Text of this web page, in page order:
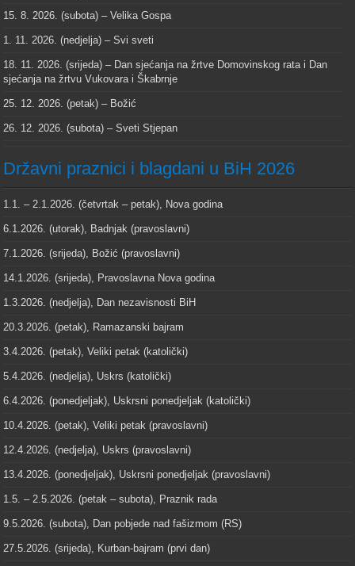
15. 8. 2026. (subota) – Velika Gospa
1. 11. 2026. (nedjelja) – Svi sveti
18. 11. 2026. (srijeda) – Dan sjećanja na žrtve Domovinskog rata i Dan
sjećanja na žrtvu Vukovara i Škabrnje
25. 12. 2026. (petak) – Božić
26. 12. 2026. (subota) – Sveti Stjepan
Državni praznici i blagdani u BiH 2026
1.1. – 2.1.2026. (četvrtak – petak), Nova godina
6.1.2026. (utorak), Badnjak (pravoslavni)
7.1.2026. (srijeda), Božić (pravoslavni)
14.1.2026. (srijeda), Pravoslavna Nova godina
1.3.2026. (nedjelja), Dan nezavisnosti BiH
20.3.2026. (petak), Ramazanski bajram
3.4.2026. (petak), Veliki petak (katolički)
5.4.2026. (nedjelja), Uskrs (katolički)
6.4.2026. (ponedjeljak), Uskrsni ponedjeljak (katolički)
10.4.2026. (petak), Veliki petak (pravoslavni)
12.4.2026. (nedjelja), Uskrs (pravoslavni)
13.4.2026. (ponedjeljak), Uskrsni ponedjeljak (pravoslavni)
1.5. – 2.5.2026. (petak – subota), Praznik rada
9.5.2026. (subota), Dan pobjede nad fašizmom (RS)
27.5.2026. (srijeda), Kurban-bajram (prvi dan)